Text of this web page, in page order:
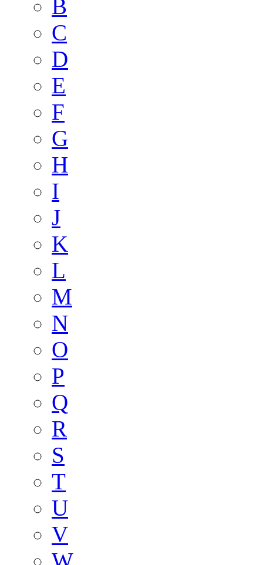
B
C
D
E
F
G
H
I
J
K
L
M
N
O
P
Q
R
S
T
U
V